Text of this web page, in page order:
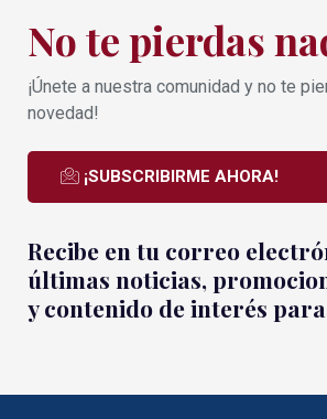
No te pierdas
¡Únete a nuestra comunidad y no te
novedad!
¡SUBSCRIBIRME AHORA!
Recibe en tu correo
últimas noticias,
y contenido de interés